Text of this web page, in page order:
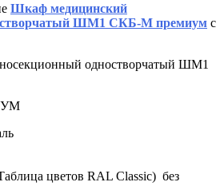
Шкаф медицинский
ШМ1 СКБ-М премиум с
одностворчатый ШМ1
цветов RAL Classic) без